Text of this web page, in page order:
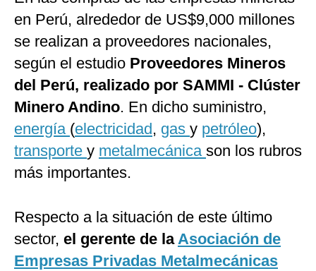
en Perú, alrededor de US$9,000 millones
se realizan a proveedores nacionales,
según el estudio Proveedores Mineros
del Perú, realizado por SAMMI - Clúster
Minero Andino. En dicho suministro,
energía (electricidad, gas y petróleo),
transporte y metalmecánica son los rubros
más importantes.
Respecto a la situación de este último
sector, el gerente de laAsociación de
Empresas Privadas Metalmecánicas